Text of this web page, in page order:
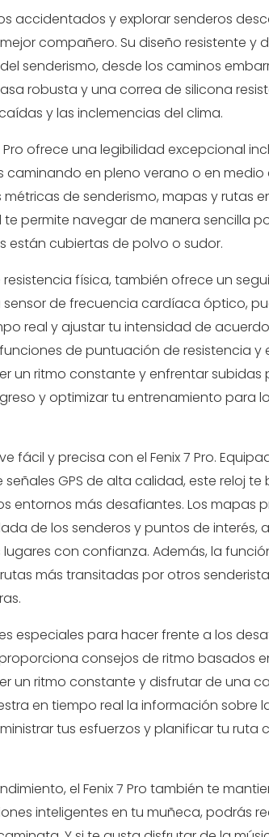
accidentados y explorar senderos
compañero. Su diseño resistente y
senderismo, desde los caminos
robusta y una correa de silicona
y las inclemencias del clima.
ofrece una legibilidad excepcional
caminando en pleno verano o en
de senderismo, mapas y rutas
permite navegar de manera sencilla
están cubiertas de polvo o sudor.
resistencia física, también ofrece un
de frecuencia cardíaca óptico,
real y ajustar tu intensidad de
de puntuación de resistencia y
un ritmo constante y enfrentar subidas
y optimizar tu entrenamiento para
fácil y precisa con el Fenix 7 Pro.
GPS de alta calidad, este reloj te
entornos más desafiantes. Los mapas
de los senderos y puntos de interés,
con confianza. Además, la
más transitadas por otros
especiales para hacer frente a los
consejos de ritmo basados
un ritmo constante y disfrutar de una
en tiempo real la información sobre
tus esfuerzos y planificar tu ruta
el Fenix 7 Pro también te
inteligentes en tu muñeca, podrás